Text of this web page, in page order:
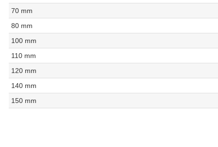
70 mm
80 mm
100 mm
110 mm
120 mm
140 mm
150 mm